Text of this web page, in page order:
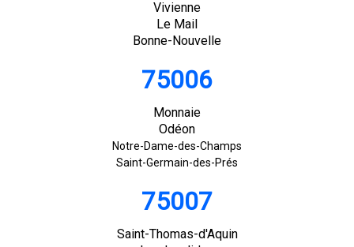
Vivienne
Le Mail
Bonne-Nouvelle
75006
Monnaie
Odéon
Notre-Dame-des-Champs
Saint-Germain-des-Prés
75007
Saint-Thomas-d'Aquin